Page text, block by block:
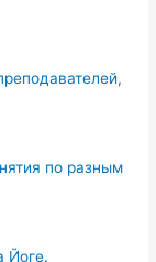
по разным
Йоге.